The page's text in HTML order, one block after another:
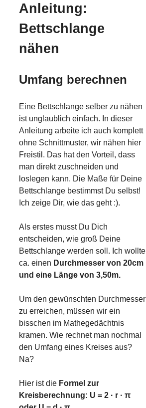
Anleitung:
Bettschlange
nähen
Umfang berechnen
Eine Bettschlange selber zu nähen
ist unglaublich einfach. In dieser
Anleitung arbeite ich auch komplett
ohne Schnittmuster, wir nähen hier
Freistil. Das hat den Vorteil, dass
man direkt zuschneiden und
loslegen kann. Die Maße für Deine
Bettschlange bestimmst Du selbst!
Ich zeige Dir, wie das geht :).
Als erstes musst Du Dich
entscheiden, wie groß Deine
Bettschlange werden soll. Ich wollte
ca. einen Durchmesser von 20cm
und eine Länge von 3,50m.
Um den gewünschten Durchmesser
zu erreichen, müssen wir ein
bisschen im Mathegedächtnis
kramen. Wie rechnet man nochmal
den Umfang eines Kreises aus?
Na?
Hier ist die Formel zur
Kreisberechnung: U = 2 · r · π